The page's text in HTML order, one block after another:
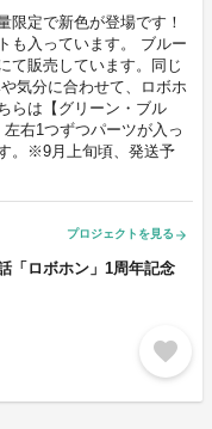
限定で新色が登場です！
も入っています。 ブルー
て販売しています。同じ
気分に合わせて、ロボホ
らは【グリーン・ブル
右1つずつパーツが入っ
。※9月上旬頃、発送予
プロジェクトを見る arrow_forward
「ロボホン」1周年記念
favorite